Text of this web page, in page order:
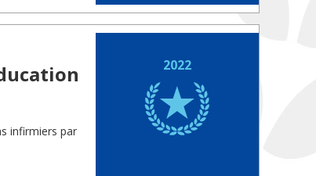
infirmiers par
2022